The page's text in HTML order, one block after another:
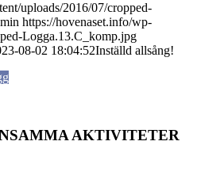
uploads/2016/07/cropped-
https://hovenaset.info/wp-
Logga.13.C_komp.jpg
08-02 18:04:52Inställd allsång!
AKTIVITETER